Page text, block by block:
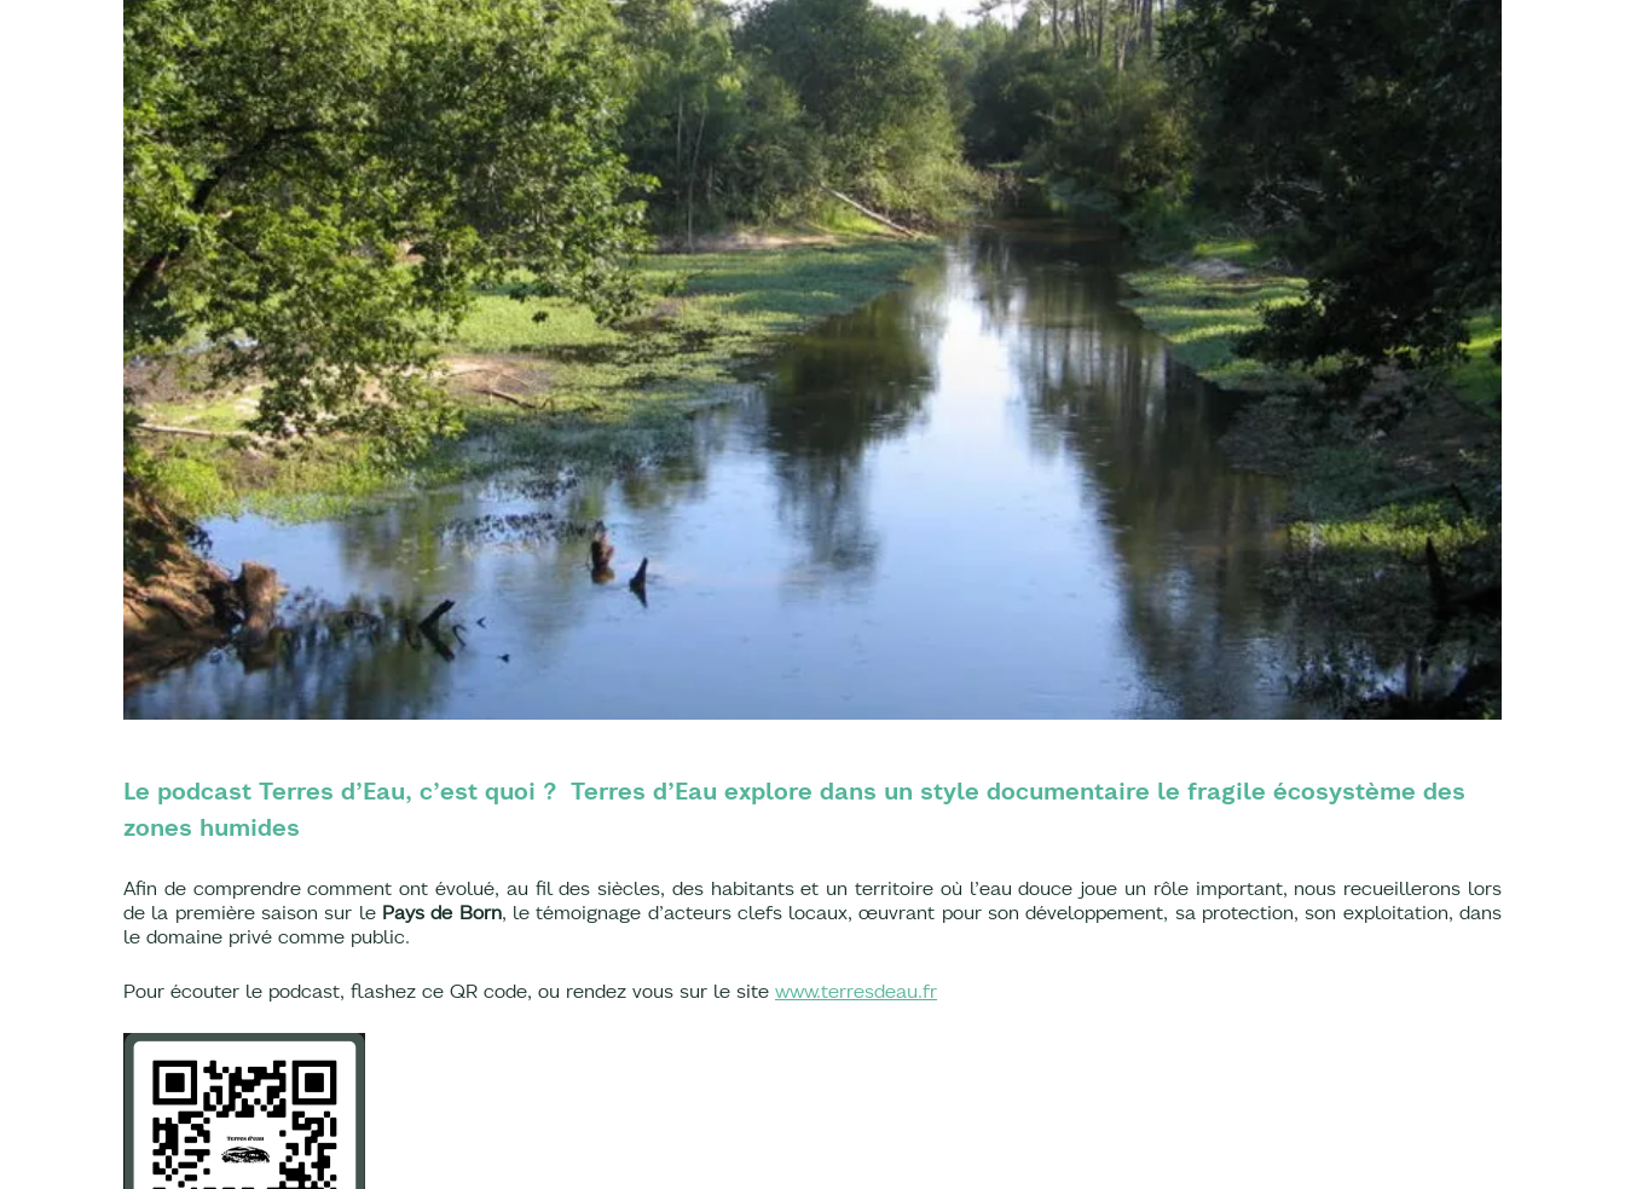
Le podcast Terres d’Eau, c’est quoi ? Terres d’Eau explore dans un style documentaire le fragile écosystème des
zones humides
Afin de comprendre comment ont évolué, au fil des siècles, des habitants et un territoire où l’eau douce joue un rôle important, nous recueillerons lors
de la première saison sur le Pays de Born, le témoignage d’acteurs clefs locaux, œuvrant pour son développement, sa protection, son exploitation, dans
le domaine privé comme public.
Pour écouter le podcast, flashez ce QR code, ou rendez vous sur le site www.terresdeau.fr